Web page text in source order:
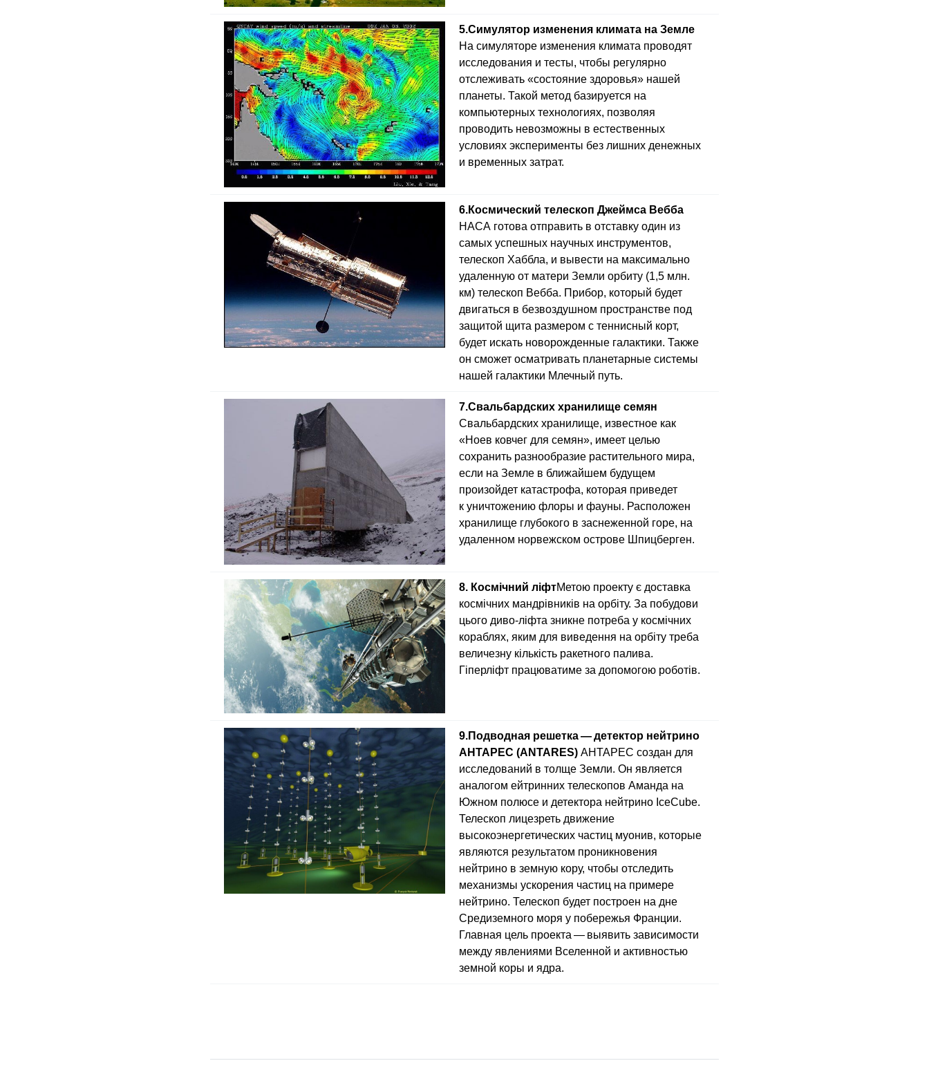
5.Симулятор изменения климата на Земле
На симуляторе изменения климата проводят
исследования и тесты, чтобы регулярно
отслеживать «состояние здоровья» нашей
планеты. Такой метод базируется на
компьютерных технологиях, позволяя
проводить невозможны в естественных
условиях эксперименты без лишних денежных
и временных затрат.
6.Космический телескоп Джеймса Вебба
НАСА готова отправить в отставку один из
самых успешных научных инструментов,
телескоп Хаббла, и вывести на максимально
удаленную от матери Земли орбиту (1,5 млн.
км) телескоп Вебба. Прибор, который будет
двигаться в безвоздушном пространстве под
защитой щита размером с теннисный корт,
будет искать новорожденные галактики. Также
он сможет осматривать планетарные системы
нашей галактики Млечный путь.
7.Свальбардских хранилище семян
Свальбардских хранилище, известное как
«Ноев ковчег для семян», имеет целью
сохранить разнообразие растительного мира,
если на Земле в ближайшем будущем
произойдет катастрофа, которая приведет
к уничтожению флоры и фауны. Расположен
хранилище глубокого в заснеженной горе, на
удаленном норвежском острове Шпицберген.
8. Космічний ліфтМетою проекту є доставка
космічних мандрівників на орбіту. За побудови
цього диво-ліфта зникне потреба у космічних
кораблях, яким для виведення на орбіту треба
величезну кількість ракетного палива.
Гіперліфт працюватиме за допомогою роботів.
9.Подводная решетка — детектор нейтрино
АНТАРЕС (ANTARES) АНТАРЕС создан для
исследований в толще Земли. Он является
аналогом ейтринних телескопов Аманда на
Южном полюсе и детектора нейтрино IceCube.
Телескоп лицезреть движение
высокоэнергетических частиц муонив, которые
являются результатом проникновения
нейтрино в земную кору, чтобы отследить
механизмы ускорения частиц на примере
нейтрино. Телескоп будет построен на дне
Средиземного моря у побережья Франции.
Главная цель проекта — выявить зависимости
между явлениями Вселенной и активностью
земной коры и ядра.